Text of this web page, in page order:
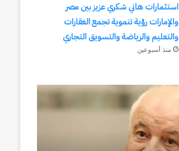
استثمارات هاني شكري عزيز بين مصر
والإمارات رؤية تنموية تجمع العقارات
والتعليم والرياضة والتسويق التجاري
منذ أسبوعين